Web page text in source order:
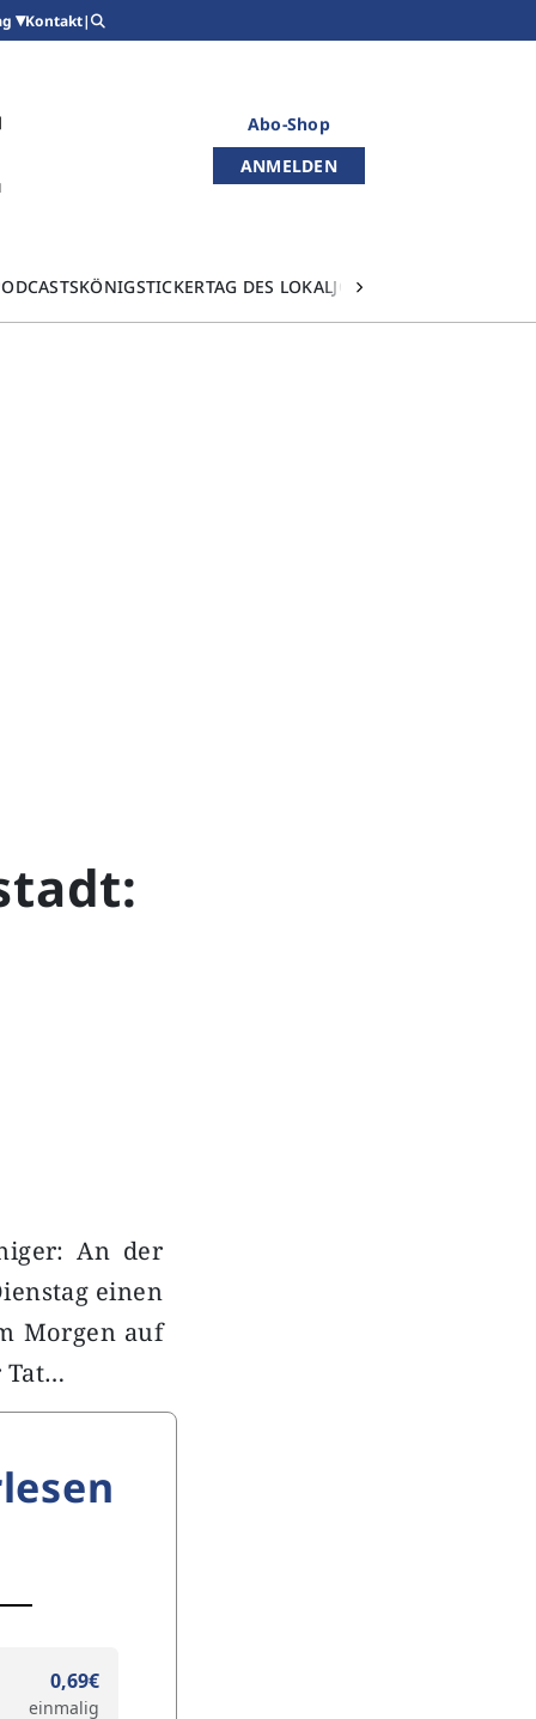
Kontakt|
Abo-Shop
ANMELDEN
KÖNIGSTICKERTAG DES LOKALJOURNALISMUS
An der
einen
Morgen auf
Tat…
0,69€
einmalig